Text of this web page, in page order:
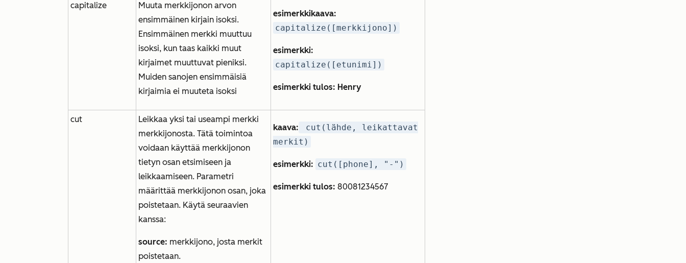
capitalize
Muuta merkkijonon arvon
ensimmäinen kirjain isoksi.
Ensimmäinen merkki muuttuu
isoksi, kun taas kaikki muut
kirjaimet muuttuvat pieniksi.
Muiden sanojen ensimmäisiä
kirjaimia ei muuteta isoksi
esimerkkikaava:
capitalize([merkkijono])
esimerkki:
capitalize([etunimi])
esimerkki tulos: Henry
cut
Leikkaa yksi tai useampi merkki
merkkijonosta. Tätä toimintoa
voidaan käyttää merkkijonon
tietyn osan etsimiseen ja
leikkaamiseen. Parametri
määrittää merkkijonon osan, joka
poistetaan. Käytä seuraavien
kanssa:
source: merkkijono, josta merkit
poistetaan.
kaava:
cut(lähde, leikattavat
merkit)
esimerkki: cut([phone], "-")
esimerkki tulos: 80081234567